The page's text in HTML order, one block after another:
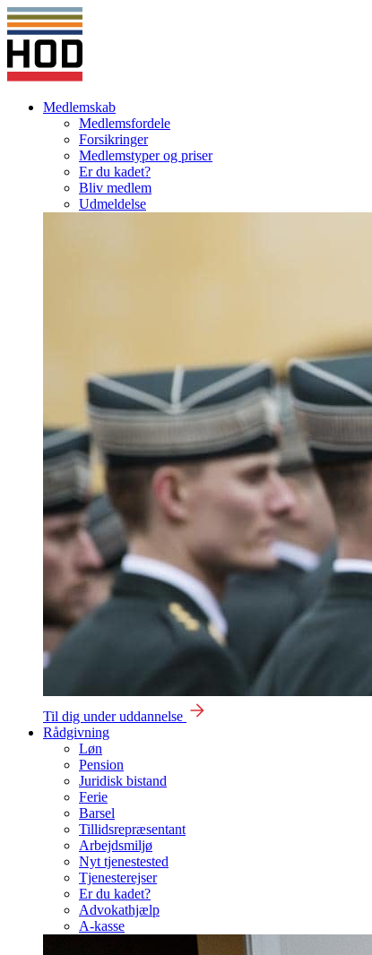
Medlemskab
Medlemsfordele
Forsikringer
Medlemstyper og priser
Er du kadet?
Bliv medlem
Udmeldelse
Til dig under uddannelse
Rådgivning
Løn
Pension
Juridisk bistand
Ferie
Barsel
Tillidsrepræsentant
Arbejdsmiljø
Nyt tjenestested
Tjenesterejser
Er du kadet?
Advokathjælp
A-kasse